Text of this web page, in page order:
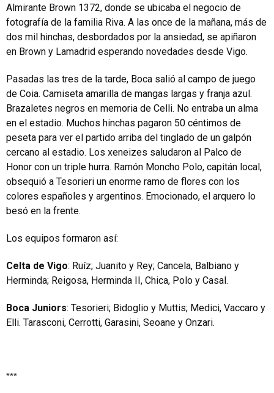
Almirante Brown 1372, donde se ubicaba el negocio de
fotografía de la familia Riva. A las once de la mañana, más de
dos mil hinchas, desbordados por la ansiedad, se apiñaron
en Brown y Lamadrid esperando novedades desde Vigo.
Pasadas las tres de la tarde, Boca salió al campo de juego
de Coia. Camiseta amarilla de mangas largas y franja azul.
Brazaletes negros en memoria de Celli. No entraba un alma
en el estadio. Muchos hinchas pagaron 50 céntimos de
peseta para ver el partido arriba del tinglado de un galpón
cercano al estadio. Los xeneizes saludaron al Palco de
Honor con un triple hurra. Ramón Moncho Polo, capitán local,
obsequió a Tesorieri un enorme ramo de flores con los
colores españoles y argentinos. Emocionado, el arquero lo
besó en la frente.
Los equipos formaron así:
Celta de Vigo: Ruíz; Juanito y Rey; Cancela, Balbiano y
Herminda; Reigosa, Herminda II, Chica, Polo y Casal.
Boca Juniors: Tesorieri; Bidoglio y Muttis; Medici, Vaccaro y
Elli. Tarasconi, Cerrotti, Garasini, Seoane y Onzari.
***